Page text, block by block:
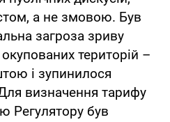
а не змовою. Був
загроза зриву
територій –
і зупинилося
визначення тарифу
Регулятору був